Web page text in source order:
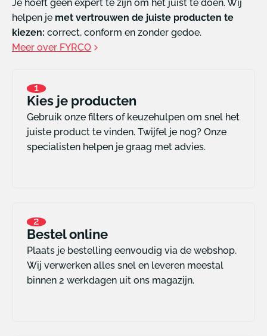
Je hoeft geen expert te zijn om het juist te doen. Wij
helpen je met vertrouwen de juiste producten te
kiezen: correct, conform en zonder gedoe.
Meer over FYRCO
1
Kies je producten
Gebruik onze filters of keuzehulpen om snel het
juiste product te vinden. Twijfel je nog? Onze
specialisten helpen je graag met advies.
2
Bestel online
Plaats je bestelling eenvoudig via de webshop.
Wij verwerken alles snel en leveren meestal
binnen 2 werkdagen uit ons magazijn.